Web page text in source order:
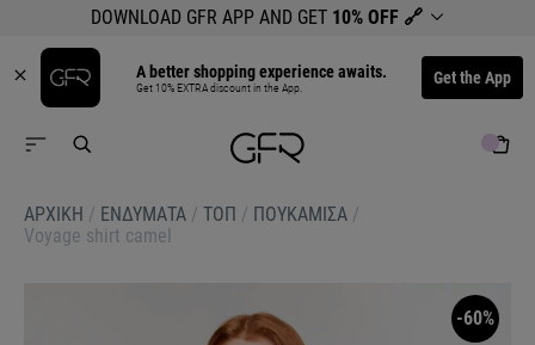
DOWNLOAD GFR APP AND GET 10% OFF 🔗
A better shopping experience awaits.
Get 10% EXTRA discount in the App. Get the App
ΑΡΧΙΚΉ / ΕΝΔΥΜΑΤΑ / ΤΟΠ / ΠΟΥΚΑΜΙΣΑ /
Voyage shirt camel
-60%